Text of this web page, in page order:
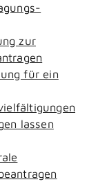
zur
für ein
lassen